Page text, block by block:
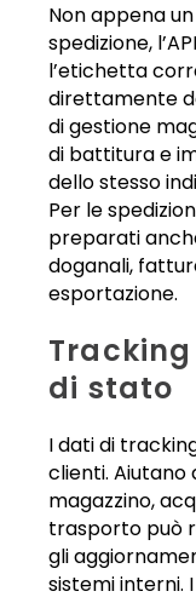
Non appena
spedizione,
l’etichetta
direttamente
di gestione
di battitura e
dello stesso
Per le
preparati
doganali,
esportazione.
di stato
I dati di
clienti. Aiutano
magazzino,
trasporto può
gli
sistemi interni.